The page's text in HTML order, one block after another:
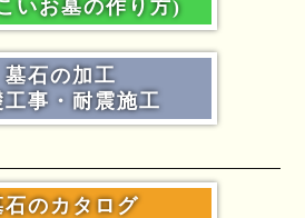
いお墓の作り方)
墓石の加工
工事・耐震施工
石のカタログ